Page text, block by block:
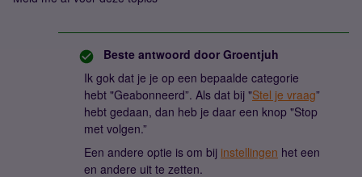
Beste antwoord door Groentjuh
Ik gok dat je je op een bepaalde categorie
hebt "Geabonneerd”. Als dat bij "Stel je vraag”
hebt gedaan, dan heb je daar een knop "Stop
met volgen.”
Een andere optie is om bij instellingen het een
en andere uit te zetten.